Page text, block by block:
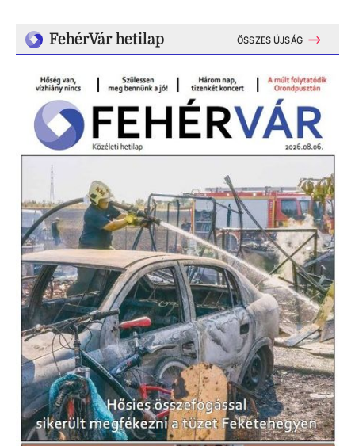
FehérVár hetilap ÖSSZES ÚJSÁG